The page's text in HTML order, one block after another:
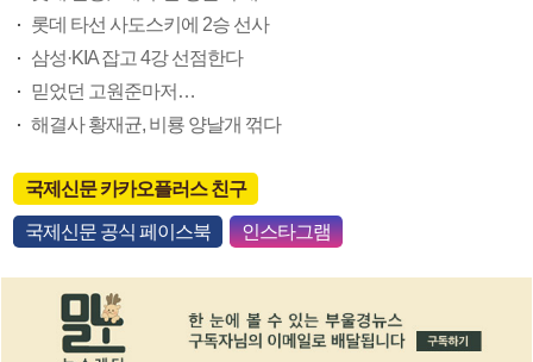
롯데 타선 사도스키에 2승 선사
삼성·KIA 잡고 4강 선점한다
믿었던 고원준마저…
해결사 황재균, 비룡 양날개 꺾다
국제신문 카카오플러스 친구
국제신문 공식 페이스북 인스타그램